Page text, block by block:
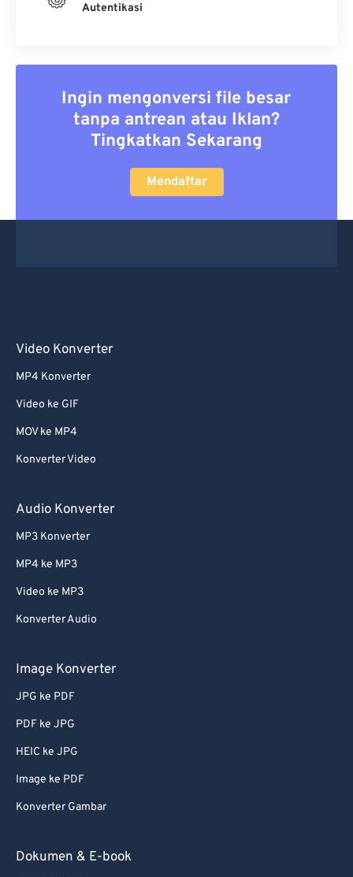
Autentikasi
Ingin mengonversi file besar
tanpa antrean atau Iklan?
Tingkatkan Sekarang
Mendaftar
Video Konverter
MP4 Konverter
Video ke GIF
MOV ke MP4
Konverter Video
Audio Konverter
MP3 Konverter
MP4 ke MP3
Video ke MP3
Konverter Audio
Image Konverter
JPG ke PDF
PDF ke JPG
HEIC ke JPG
Image ke PDF
Konverter Gambar
Dokumen & E-book